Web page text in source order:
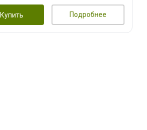
Купить Подробнее